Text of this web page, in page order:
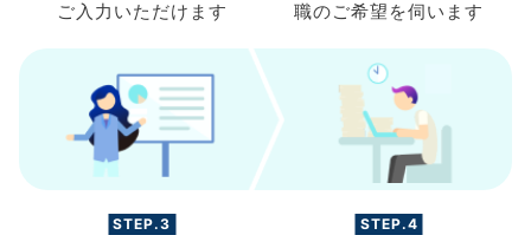
ご入力 いただけます
職のご希望を伺います
STEP.3 STEP.4